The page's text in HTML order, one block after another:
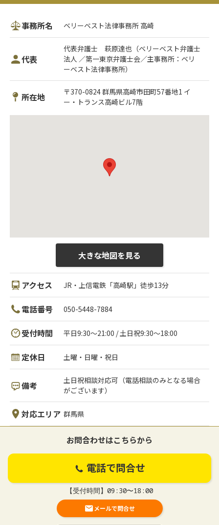
事務所名 ベリーベスト法律事務所 高崎
代表
代表弁護士 萩原達也（ベリーベスト弁護士
法人 ／第一東京弁護士会／主事務所：ベリ
ーベスト法律事務所）
所在地
〒370-0824 群馬県高崎市田町57番地1 イ
ー・トランス高崎ビル7階
大きな地図を見る
アクセス JR・上信電鉄「高崎駅」徒歩13分
電話番号 050-5448-7884
受付時間 平日9:30～21:00 / 土日祝9:30～18:00
定休日 土曜・日曜・祝日
備考
土日祝相談対応可（電話相談のみとなる場合
がございます）
対応エリア 群馬県
お問合わせはこちらから
電話で問合せ
【受付時間】09:30〜18:00
メールで問合せ